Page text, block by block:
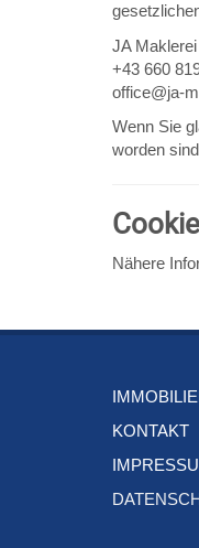
JA
+43 660
office@ja-
Wenn Sie
worden
Nähere
KONTAKT